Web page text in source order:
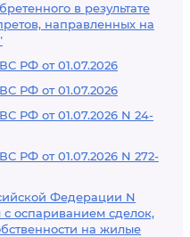
в результате
направленных на
РФ от 01.07.2026
РФ от 01.07.2026
РФ от 01.07.2026 N 24-
РФ от 01.07.2026 N 272-
Федерации N
оспариванием сделок,
на жилые